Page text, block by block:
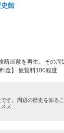
館
断屋敷を再生。その
金】 観覧料100程度
す。周辺の歴史を知る
メ...